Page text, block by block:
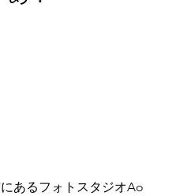
あるフォトスタジオAo